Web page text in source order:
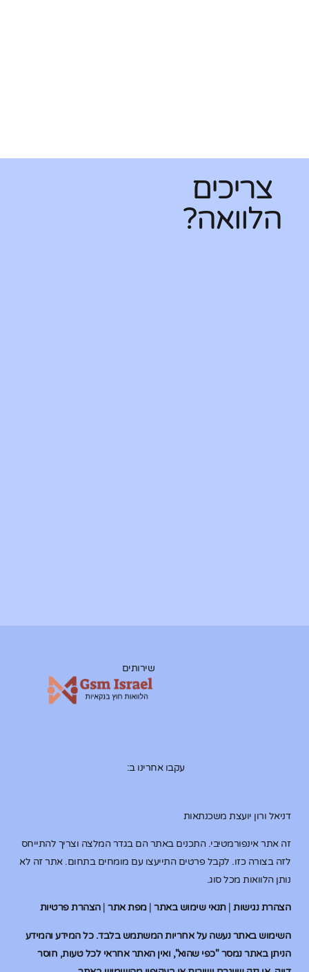
צריכים
הלוואה?
דניאל ורון יועצת משכנתאות
זה אתר אינפורמטיבי. התכנים באתר הם בגדר המלצה וצריך להתייחס
לזה בצורה כזו. לקבל פרטים התייעצו עם מומחים בתחום. אתר זה לא
נותן הלוואות מכל סוג.
הצהרת נגישות|תנאי שימוש באתר|מפת אתר|הצהרת פרטיות
השימוש באתר נעשה על אחריות המשתמש בלבד. כל המידע והמידע
הניתן באתר נמסר "כפי שהוא", ואין האתר אחראי לכל טעות, חוסר
שירותים
עקבו אחרינו ב: